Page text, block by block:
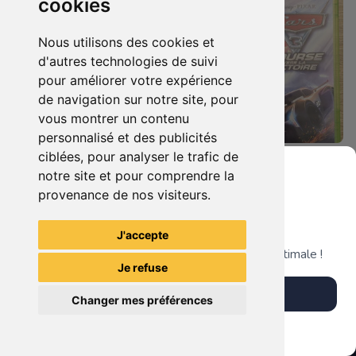
cookies
Nous utilisons des cookies et
d'autres technologies de suivi
pour améliorer votre expérience
de navigation sur notre site, pour
vous montrer un contenu
personnalisé et des publicités
ciblées, pour analyser le trafic de
notre site et pour comprendre la
provenance de nos visiteurs.
J'accepte
Je refuse
Changer mes préférences
19.90 € 0
Castlevania : Lords Of Shadow Xbox 360
19.90 €
TheGamingR83
Grenier du Geek
Télécharge notre app pour une expérience optimale !
Télécharger l'app